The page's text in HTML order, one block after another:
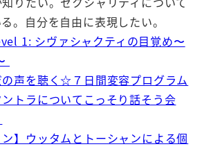
。自分を自由に表現したい。
1: シヴァシャクティの目覚め〜
声を聴く☆７日間変容プログラム
ントラについてこっそり話そう会
ン】ウッタムとトーシャンによる個